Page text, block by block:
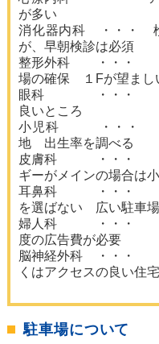
が多い
消化器内科 ・・・
が、早朝検診は必須
整形外科 ・・・ 付
場の確保 １Fが望まし
眼科 ・・・ 手術
良いところ
小児科 ・・・ 保
地 出生率を調べる
皮膚科 ・・・ あ
ギーがメインの場合は
耳鼻科 ・・・ 対象
を選ばない 広い駐車
婦人科 ・・・ ビル
度の広告費が必要
脳神経外科 ・・・
くはアクセスの良い住
駐車場について